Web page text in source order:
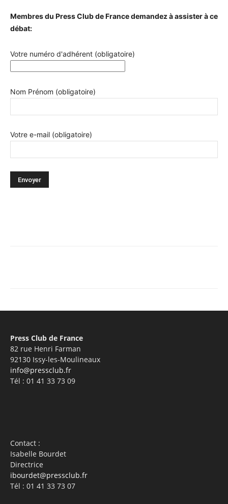
Membres du Press Club de France demandez à assister à ce
débat:
Votre numéro d'adhérent (obligatoire)
Nom Prénom (obligatoire)
Votre e-mail (obligatoire)
Press Club de France
82 rue Henri Farman
92130 Issy-les-Moulineaux
info@pressclub.fr
Tél : 01 41 33 73 09
Contact :
Isabelle Bourdet
Directrice
ibourdet@pressclub.fr
Tél : 01 41 33 73 07